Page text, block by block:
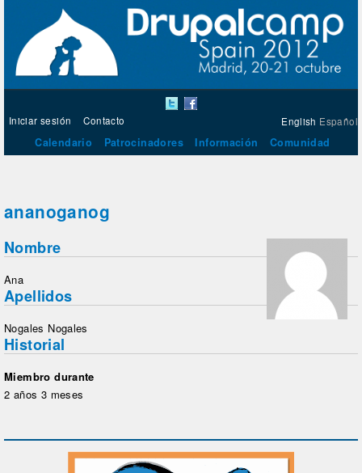
English Español
Iniciar sesión Contacto
Calendario Patrocinadores Información Comunidad
ananoganog
Nombre
Ana
Apellidos
Nogales Nogales
Historial
Miembro durante
2 años 3 meses